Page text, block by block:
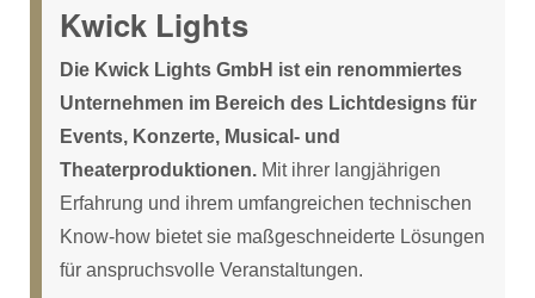
Kwick Lights
Die Kwick Lights GmbH ist ein renommiertes
Unternehmen im Bereich des Lichtdesigns für
Events, Konzerte, Musical- und
Theaterproduktionen. Mit ihrer langjährigen
Erfahrung und ihrem umfangreichen technischen
Know-how bietet sie maßgeschneiderte Lösungen
für anspruchsvolle Veranstaltungen.